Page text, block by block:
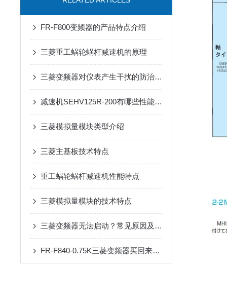
FR-F800变频器的产品特点介绍
三菱重工蜗轮蜗杆减速机的原理
三菱变频器对仪表产生干扰的防治措施
减速机SEHV125R-200有哪些性能参数和特点呢？
三菱模拟量模块类型介绍
三菱主基板技术特点
重工蜗轮蜗杆减速机性能特点
三菱模拟量模块的技术特点
三菱变频器无法启动？常见原因及解决办法
FR-F840-0.75K三菱变频器买回来第一步该做什么？开箱验收与上电检查清单